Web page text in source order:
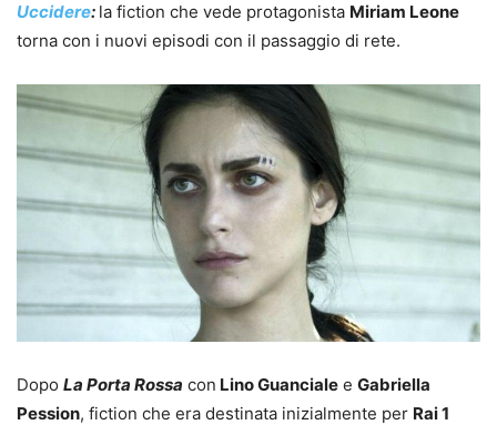
Uccidere: la fiction che vede protagonista Miriam Leone
torna con i nuovi episodi con il passaggio di rete.
Dopo La Porta Rossa con Lino Guanciale e Gabriella
Pession, fiction che era destinata inizialmente per Rai 1